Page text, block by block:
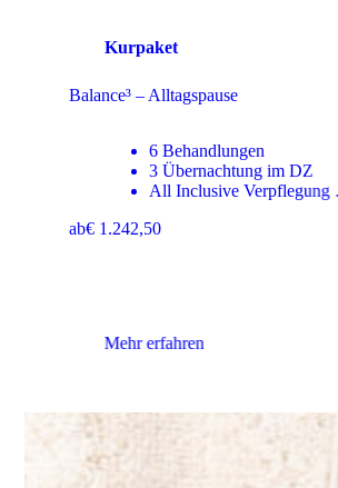
An der Körperoberfläche befinden sich Areale
(Marma-„Punkte“), die den Strom von Energie
Kurpaket
Balance³ – Alltagspause
6 Behandlungen
3 Übernachtung im DZ
All Inclusive Verpflegung …
ab€ 1.242,50
Mehr erfahren